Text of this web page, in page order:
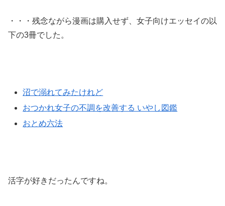
・・・残念ながら漫画は購入せず、女子向けエッセイの以
下の3冊でした。
沼で溺れてみたけれど
おつかれ女子の不調を改善する いやし図鑑
おとめ六法
活字が好きだったんですね。